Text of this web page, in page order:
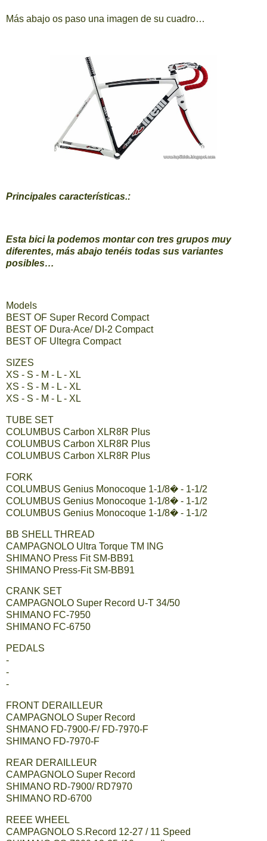
Más abajo os paso una imagen de su cuadro…
Principales características.:
Esta bici la podemos montar con tres grupos muy
diferentes, más abajo tenéis todas sus variantes
posibles…
Models
BEST OF Super Record Compact
BEST OF Dura-Ace/ DI-2 Compact
BEST OF Ultegra Compact
SIZES
XS - S - M - L - XL
XS - S - M - L - XL
XS - S - M - L - XL
TUBE SET
COLUMBUS Carbon XLR8R Plus
COLUMBUS Carbon XLR8R Plus
COLUMBUS Carbon XLR8R Plus
FORK
COLUMBUS Genius Monocoque 1-1/8� - 1-1/2
COLUMBUS Genius Monocoque 1-1/8� - 1-1/2
COLUMBUS Genius Monocoque 1-1/8� - 1-1/2
BB SHELL THREAD
CAMPAGNOLO Ultra Torque TM ING
SHIMANO Press Fit SM-BB91
SHIMANO Press-Fit SM-BB91
CRANK SET
CAMPAGNOLO Super Record U-T 34/50
SHIMANO FC-7950
SHIMANO FC-6750
PEDALS
-
-
-
FRONT DERAILLEUR
CAMPAGNOLO Super Record
SHMANO FD-7900-F/ FD-7970-F
SHIMANO FD-7970-F
REAR DERAILLEUR
CAMPAGNOLO Super Record
SHIMANO RD-7900/ RD7970
SHIMANO RD-6700
REEE WHEEL
CAMPAGNOLO S.Record 12-27 / 11 Speed